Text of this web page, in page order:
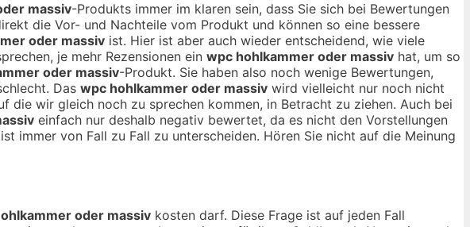
massiv-Produkts immer im klaren sein, dass Sie sich bei Bewertungen
die Vor- und Nachteile vom Produkt und können so eine bessere
oder massiv ist. Hier ist aber auch wieder entscheidend, wie viele
je mehr Rezensionen ein wpc hohlkammer oder massiv hat, um so
oder massiv-Produkt. Sie haben also noch wenige Bewertungen,
Das wpc hohlkammer oder massiv wird vielleicht nur noch nicht
wir gleich noch zu sprechen kommen, in Betracht zu ziehen. Auch bei
einfach nur deshalb negativ bewertet, da es nicht den Vorstellungen
immer von Fall zu Fall zu unterscheiden. Hören Sie nicht auf die Meinung
oder massiv kosten darf. Diese Frage ist auf jeden Fall